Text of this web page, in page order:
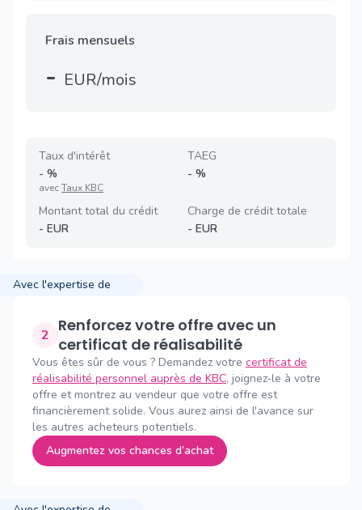
Frais mensuels
- EUR/mois
Taux d'intérêt
- %
avecTaux KBC
TAEG
- %
Montant total du crédit
- EUR
Charge de crédit totale
- EUR
Avec l'expertise de
2 Renforcez votre offre avec un
certificat de réalisabilité
Vous êtes sûr de vous ? Demandez votre certificat de
réalisabilité personnel auprès de KBC, joignez-le à votre
offre et montrez au vendeur que votre offre est
financièrement solide. Vous aurez ainsi de l'avance sur
les autres acheteurs potentiels.
Augmentez vos chances d’achat